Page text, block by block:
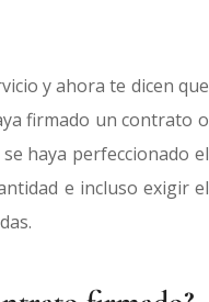
y ahora te dicen que
firmado un contrato o
haya perfeccionado el
e incluso exigir el